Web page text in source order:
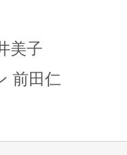
美子
前田仁